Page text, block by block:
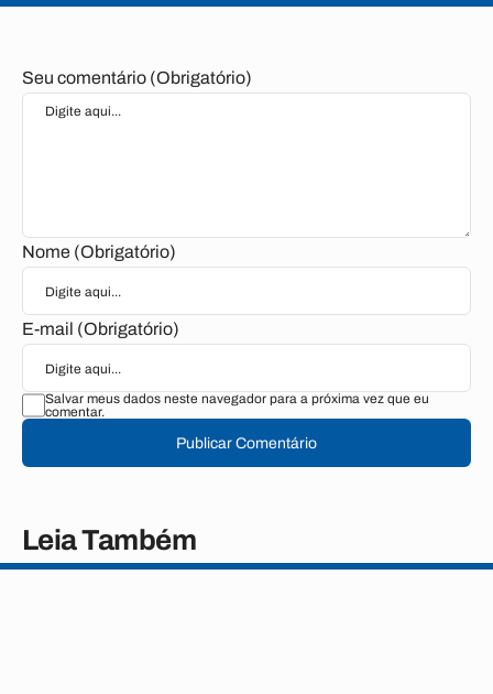
Seu comentário (Obrigatório)
Nome (Obrigatório)
E-mail (Obrigatório)
Salvar meus dados neste navegador para a próxima vez que eu
comentar.
Publicar Comentário
Leia Também